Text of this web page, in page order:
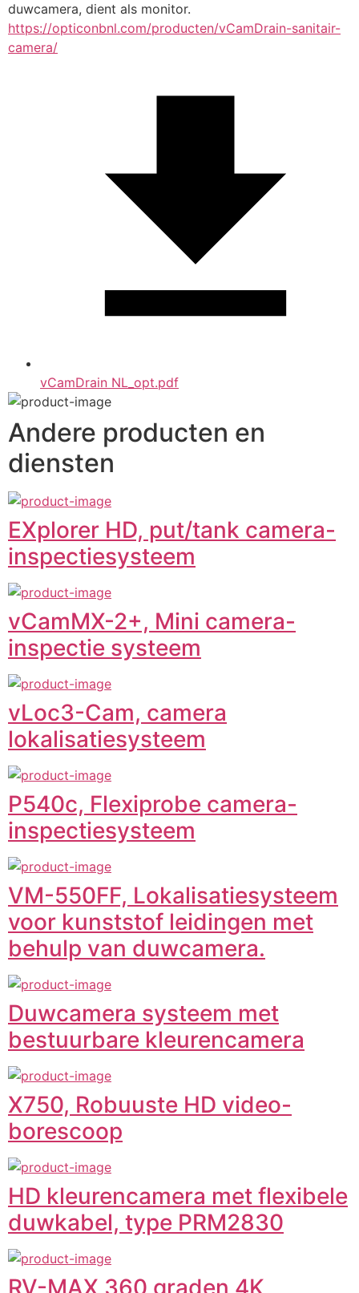
duwcamera, dient als monitor.
https://opticonbnl.com/producten/vCamDrain-sanitair-
camera/
vCamDrain NL_opt.pdf
Andere producten en
diensten
EXplorer HD, put/tank camera-
inspectiesysteem
vCamMX-2+, Mini camera-
inspectie systeem
vLoc3-Cam, camera
lokalisatiesysteem
P540c, Flexiprobe camera-
inspectiesysteem
VM-550FF, Lokalisatiesysteem
voor kunststof leidingen met
behulp van duwcamera.
Duwcamera systeem met
bestuurbare kleurencamera
X750, Robuuste HD video-
borescoop
HD kleurencamera met flexibele
duwkabel, type PRM2830
RV-MAX 360 graden 4K